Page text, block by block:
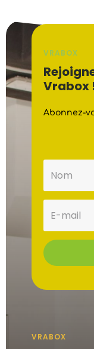
VRABOX
Vrabox
Abonnez-
VRABOX